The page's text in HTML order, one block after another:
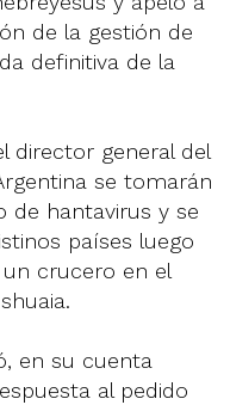
de la gestión de
definitiva de la
director general del
se tomarán
de hantavirus y se
países luego
crucero en el
en su cuenta
al pedido